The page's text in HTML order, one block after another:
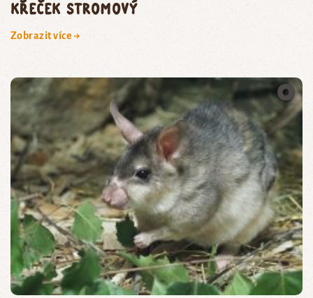
křeček stromový
Zobrazit více →